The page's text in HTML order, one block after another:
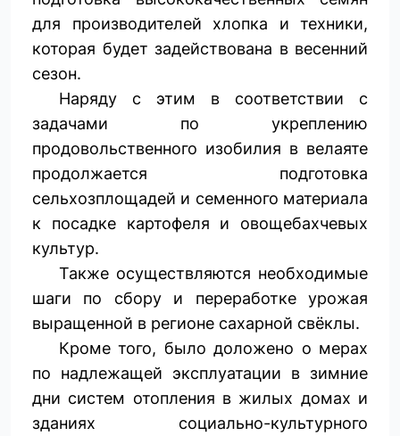
для производителей хлопка и техники,
которая будет задействована в весенний
сезон.
Наряду с этим в соответствии с
задачами по укреплению
продовольственного изобилия в велаяте
продолжается подготовка
сельхозплощадей и семенного материала
к посадке картофеля и овощебахчевых
культур.
Также осуществляются необходимые
шаги по сбору и переработке урожая
выращенной в регионе сахарной свёклы.
Кроме того, было доложено о мерах
по надлежащей эксплуатации в зимние
дни систем отопления в жилых домах и
зданиях социально-культурного